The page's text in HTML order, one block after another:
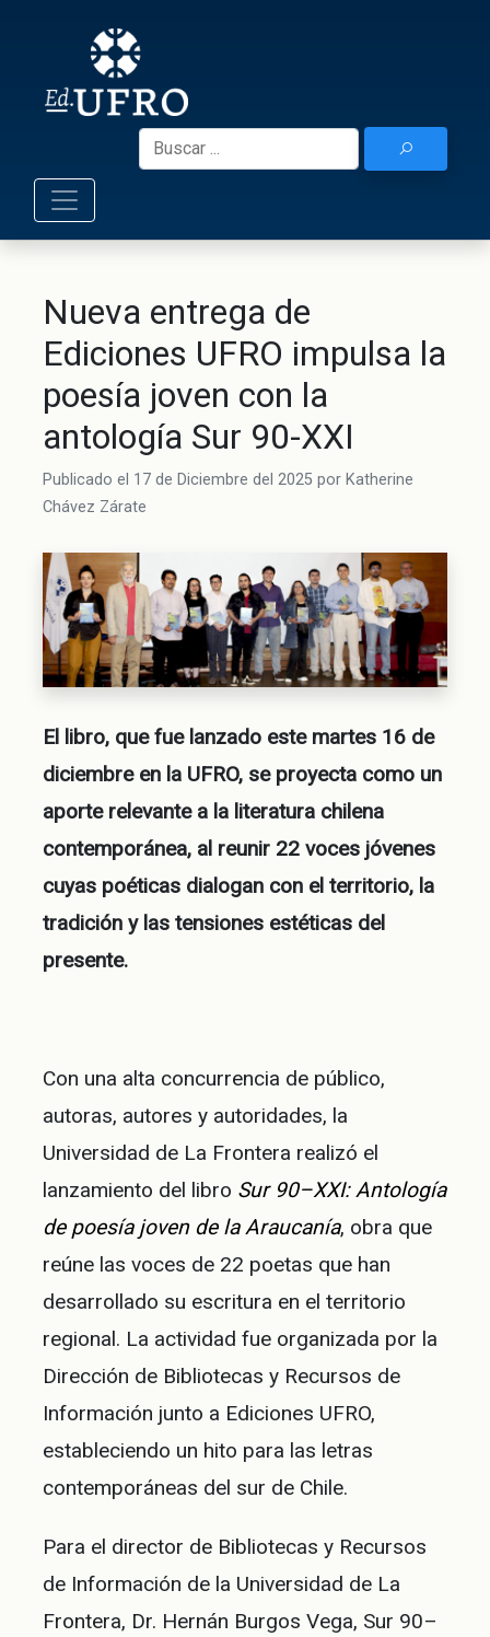
content
Buscar:
Nueva entrega de
Ediciones UFRO impulsa la
poesía joven con la
antología Sur 90-XXI
Publicado el 17 de Diciembre del 2025 por Katherine
Chávez Zárate
El libro, que fue lanzado este martes 16 de
diciembre en la UFRO, se proyecta como un
aporte relevante a la literatura chilena
contemporánea, al reunir 22 voces jóvenes
cuyas poéticas dialogan con el territorio, la
tradición y las tensiones estéticas del
presente.
Con una alta concurrencia de público,
autoras, autores y autoridades, la
Universidad de La Frontera realizó el
lanzamiento del libro Sur 90–XXI: Antología
de poesía joven de la Araucanía, obra que
reúne las voces de 22 poetas que han
desarrollado su escritura en el territorio
regional. La actividad fue organizada por la
Dirección de Bibliotecas y Recursos de
Información junto a Ediciones UFRO,
estableciendo un hito para las letras
contemporáneas del sur de Chile.
Para el director de Bibliotecas y Recursos
de Información de la Universidad de La
Frontera, Dr. Hernán Burgos Vega, Sur 90–